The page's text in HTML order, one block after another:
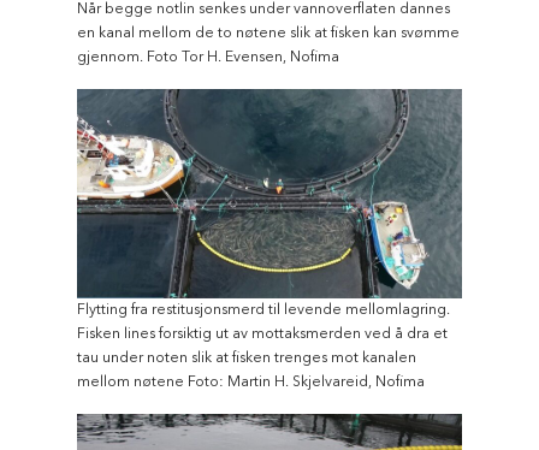
Når begge notlin senkes under vannoverflaten dannes
en kanal mellom de to nøtene slik at fisken kan svømme
gjennom. Foto Tor H. Evensen, Nofima
Flytting fra restitusjonsmerd til levende mellomlagring.
Fisken lines forsiktig ut av mottaksmerden ved å dra et
tau under noten slik at fisken trenges mot kanalen
mellom nøtene Foto: Martin H. Skjelvareid, Nofima